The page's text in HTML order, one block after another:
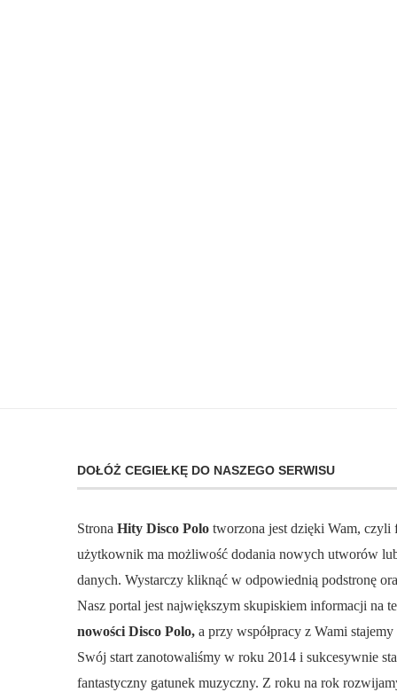
DOŁÓŻ CEGIEŁKĘ DO NASZEGO SERWISU
Strona Hity Disco Polo tworzona jest dzięki Wam,
użytkownik ma możliwość dodania nowych utworów lub
danych. Wystarczy kliknąć w odpowiednią podstronę
Nasz portal jest największym skupiskiem informacji na
nowości Disco Polo, a przy współpracy z Wami
Swój start zanotowaliśmy w roku 2014 i sukcesywnie
fantastyczny gatunek muzyczny. Z roku na rok